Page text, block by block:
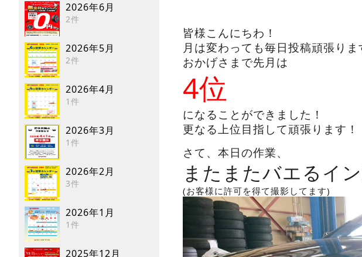
2026年6月
2件
2026年5月
2件
2026年4月
1件
2026年3月
1件
2026年2月
3件
2026年1月
1件
2025年12月
皆様こんにちわ！
月は変わっても毎日投稿頑張りま
おかげさまで先月は
4位
になることができました！
更なる上位目指して頑張ります！
さて、本日の作業、
またまたバエるイ
(お客様に許可を得て撮影してます)